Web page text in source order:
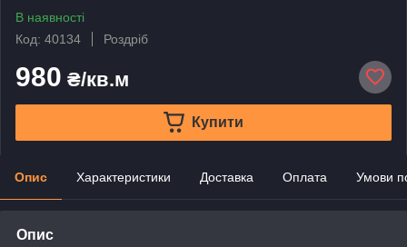
В наявності
Код: 40134
Роздріб
980 ₴/кв.м
Купити
Опис Характеристики Доставка Оплата Умови
Опис